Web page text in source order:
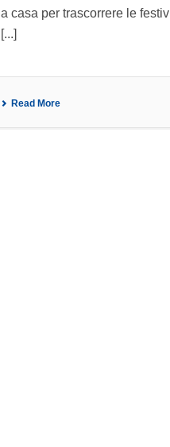
a casa per trascorrere le
[...]
Read More